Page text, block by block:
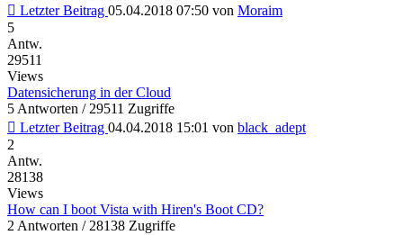
Letzter Beitrag 05.04.2018 07:50 von Moraim
5
Antw.
29511
Views
Datensicherung in der Cloud
5 Antworten / 29511 Zugriffe
Letzter Beitrag 04.04.2018 15:01 von black_adept
2
Antw.
28138
Views
How can I boot Vista with Hiren's Boot CD?
2 Antworten / 28138 Zugriffe